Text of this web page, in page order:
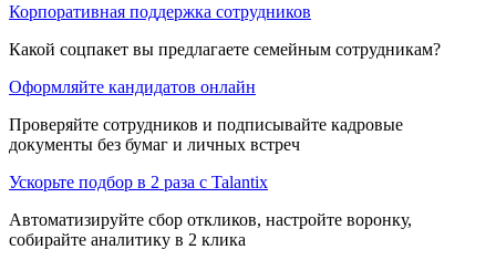
Корпоративная поддержка сотрудников
Какой соцпакет вы предлагаете семейным сотрудникам?
Оформляйте кандидатов онлайн
Проверяйте сотрудников и подписывайте кадровые
документы без бумаг и личных встреч
Ускорьте подбор в 2 раза с Talantix
Автоматизируйте сбор откликов, настройте воронку,
собирайте аналитику в 2 клика